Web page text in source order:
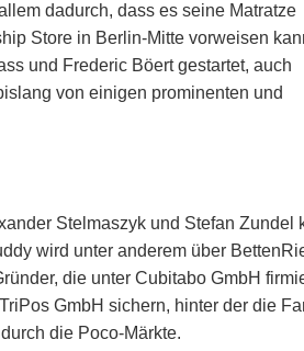
dadurch, dass es seine Matratze
Store in Berlin-Mitte vorweisen
und Frederic Böert gestartet, auch
von einigen prominenten und
Stelmaszyk und Stefan Zundel
wird unter anderem über
die unter Cubitabo GmbH
GmbH sichern, hinter der die
die Poco-Märkte.